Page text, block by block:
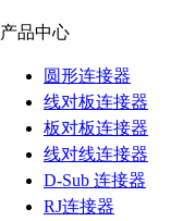
产品中心
圆形连接器
线对板连接器
板对板连接器
线对线连接器
D-Sub 连接器
RJ连接器